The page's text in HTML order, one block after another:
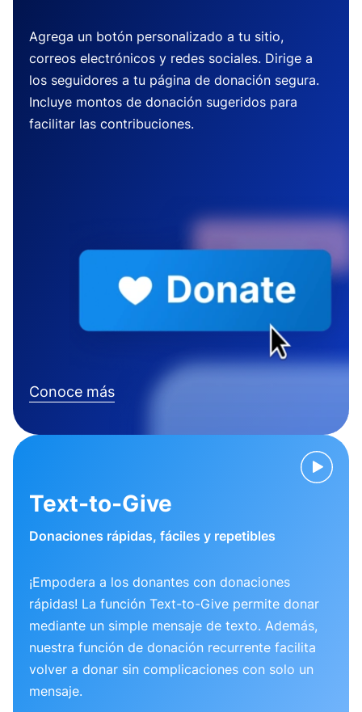
Agrega un botón personalizado a tu sitio,
correos electrónicos y redes sociales. Dirige a
los seguidores a tu página de donación segura.
Incluye montos de donación sugeridos para
facilitar las contribuciones.
Conoce más
Text-to-Give
Donaciones rápidas, fáciles y repetibles
¡Empodera a los donantes con donaciones
rápidas! La función Text-to-Give permite donar
mediante un simple mensaje de texto. Además,
nuestra función de donación recurrente facilita
volver a donar sin complicaciones con solo un
mensaje.